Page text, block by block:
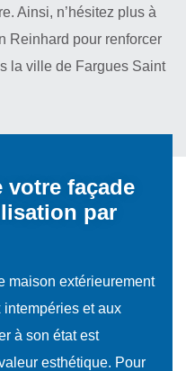
Ainsi, n’hésitez plus à
Reinhard pour renforcer
la ville de Fargues Saint
votre façade
par
maison extérieurement
intempéries et aux
à son état est
esthétique. Pour